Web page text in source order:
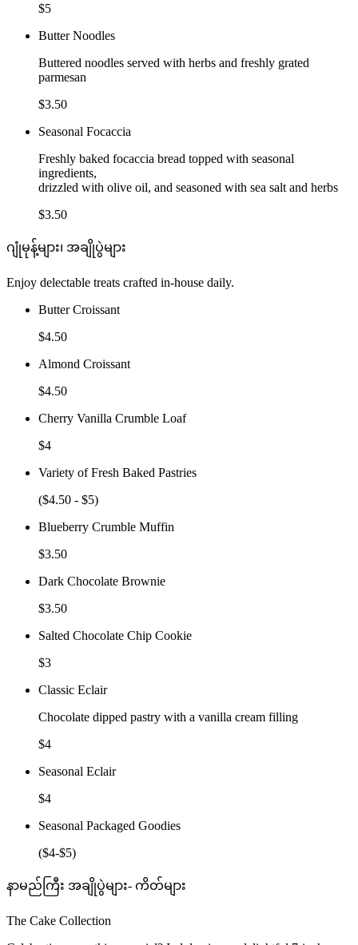
$5
Butter Noodles
Buttered noodles served with herbs and freshly grated
parmesan
$3.50
Seasonal Focaccia
Freshly baked focaccia bread topped with seasonal
ingredients,
drizzled with olive oil, and seasoned with sea salt and herbs
$3.50
ဂျုံမုန့်များ၊ အချိုပွဲများ
Enjoy delectable treats crafted in-house daily.
Butter Croissant
$4.50
Almond Croissant
$4.50
Cherry Vanilla Crumble Loaf
$4
Variety of Fresh Baked Pastries
($4.50 - $5)
Blueberry Crumble Muffin
$3.50
Dark Chocolate Brownie
$3.50
Salted Chocolate Chip Cookie
$3
Classic Eclair
Chocolate dipped pastry with a vanilla cream filling
$4
Seasonal Eclair
$4
Seasonal Packaged Goodies
($4-$5)
နာမည်ကြီး အချိုပွဲများ- ကိတ်များ
The Cake Collection